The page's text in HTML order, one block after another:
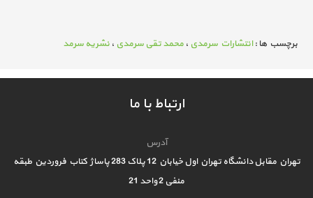
برچسب ها :انتشارات سرمدی ، محمد تقی سرمدی ، نشریه سرمد
ارتباط با ما
آدرس
تهران مقابل دانشگاه تهران اول خیابان 12 پلاک 283 پاساژ کتاب فروردین طبقه
منفی 2 واحد 21